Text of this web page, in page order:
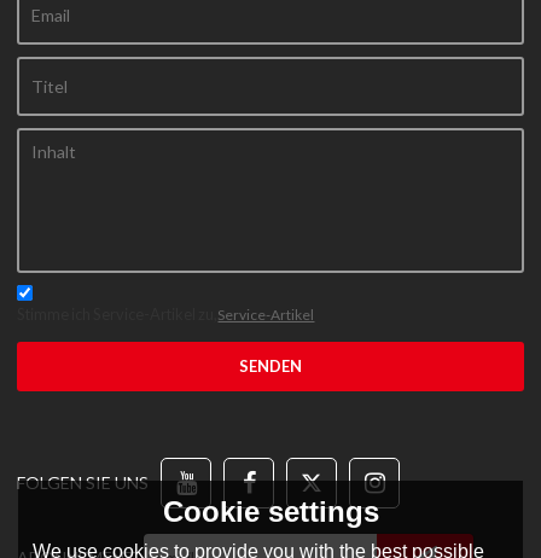
Service-Artikel
SENDEN
FOLGEN SIE UNS
Cookie settings
We use cookies to provide you with the best possible